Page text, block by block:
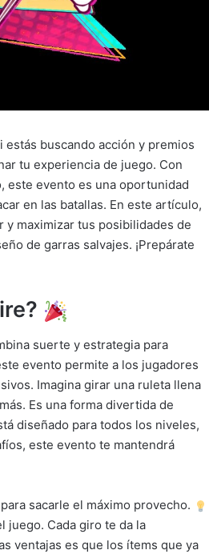
estás buscando acción y premios
tu experiencia de juego. Con
este evento es una oportunidad
en las batallas. En este artículo,
maximizar tus posibilidades de
de garras salvajes. ¡Prepárate
suerte y estrategia para
evento permite a los jugadores
Imagina girar una ruleta llena
Es una forma divertida de
diseñado para todos los niveles,
este evento te mantendrá
sacarle el máximo provecho.
juego. Cada giro te da la
ventajas es que los ítems que ya